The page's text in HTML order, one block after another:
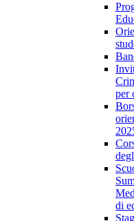
per
di